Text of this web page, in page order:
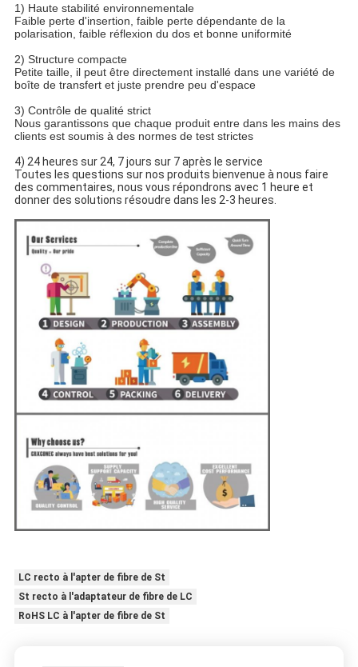
1) Haute stabilité environnementale
Faible perte d'insertion, faible perte dépendante de la
polarisation, faible réflexion du dos et bonne uniformité
2) Structure compacte
Petite taille, il peut être directement installé dans une variété de
boîte de transfert et juste prendre peu d'espace
3) Contrôle de qualité strict
Nous garantissons que chaque produit entre dans les mains des
clients est soumis à des normes de test strictes
4) 24 heures sur 24, 7 jours sur 7 après le service
Toutes les questions sur nos produits bienvenue à nous faire
des commentaires, nous vous répondrons avec 1 heure et
donner des solutions résoudre dans les 2-3 heures.
LC recto à l'apter de fibre de St
St recto à l'adaptateur de fibre de LC
RoHS LC à l'apter de fibre de St